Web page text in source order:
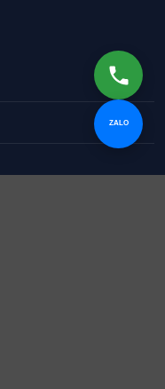
ZALO